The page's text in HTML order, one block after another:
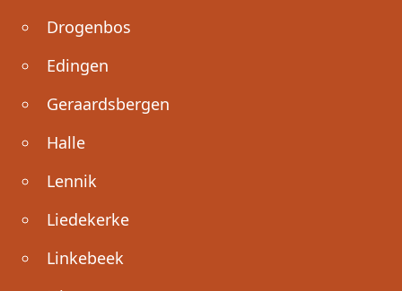
Drogenbos
Edingen
Geraardsbergen
Halle
Lennik
Liedekerke
Linkebeek